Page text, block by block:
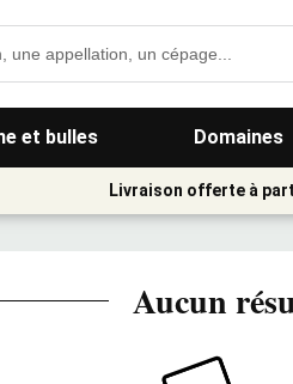
et bulles Domaines
Livraison offerte à
Aucun